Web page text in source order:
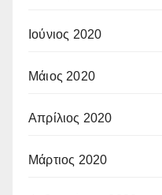
Ιούνιος 2020
Μάιος 2020
Απρίλιος 2020
Μάρτιος 2020